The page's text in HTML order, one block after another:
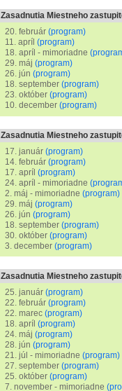
Zasadnutia Miestneho
20. február (program)
11. apríl (program)
18. apríl - mimoriadne
29. máj (program)
26. jún (program)
18. september (program)
23. október (program)
10. december (program)
Zasadnutia Miestneho
17. január (program)
14. február (program)
17. apríl (program)
24. apríl - mimoriadne
2. máj - mimoriadne (program)
29. máj (program)
26. jún (program)
18. september (program)
30. október (program)
3. december (program)
Zasadnutia Miestneho
25. január (program)
22. február (program)
22. marec (program)
18. apríl (program)
24. máj (program)
28. jún (program)
21. júl - mimoriadne (program)
27. september (program)
25. október (program)
7. november - mimoriadne